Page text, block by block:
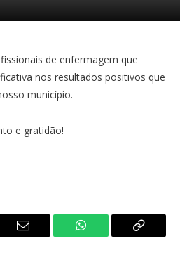
de enfermagem que
nos resultados positivos que
município.
e gratidão!
E-
WhatsApp Copiar